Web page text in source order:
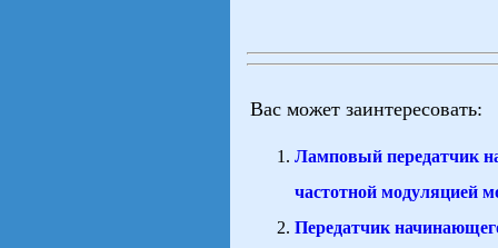
Вас может заинтересовать:
Ламповый передатчик
частотной модуляцией
Передатчик